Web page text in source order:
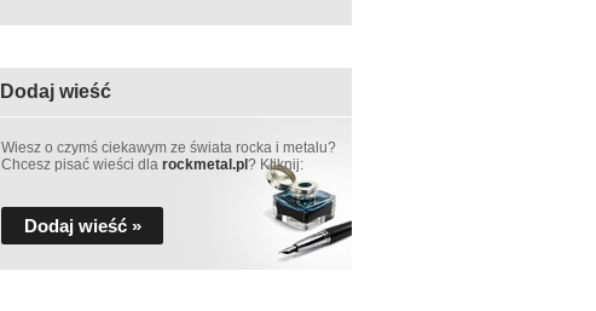
Dodaj wieść
Wiesz o czymś ciekawym ze świata rocka i metalu?
Chcesz pisać wieści dla rockmetal.pl ? Kliknij:
Dodaj wieść »